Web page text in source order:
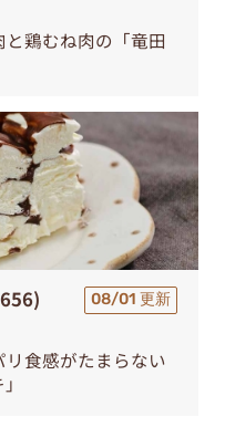
鶏むね肉の「竜田
08/01 更新
食感がたまらない